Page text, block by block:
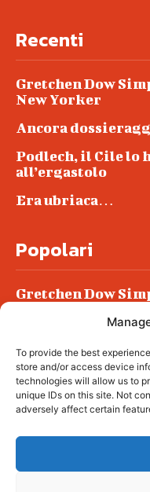
To provide the best
store and/or access device
technologies will allow us to
unique IDs on this site. Not
adversely affect certain
Recenti
Gretchen Dow
New Yorker
Ancora
Podlech, il Cile lo
all’ergastolo
Era ubriaca…
Popolari
Gretchen Dow
Podlech, il Cile lo
all’ergastolo
Era ubriaca…